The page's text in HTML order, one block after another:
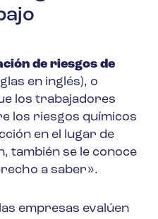
de riesgos de
en inglés), o
los trabajadores
los riesgos químicos
en el lugar de
también se le conoce
a saber».
empresas evalúen